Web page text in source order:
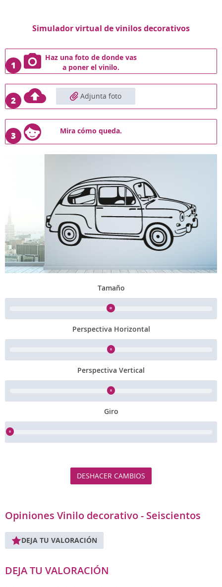
Simulador virtual de vinilos decorativos
1
Haz una foto de donde vas
a poner el vinilo.
2 Adjunta foto
3 Mira cómo queda.
Tamaño
Perspectiva Horizontal
Perspectiva Vertical
Giro
DESHACER CAMBIOS
Opiniones Vinilo decorativo - Seiscientos
DEJA TU VALORACIÓN
DEJA TU VALORACIÓN